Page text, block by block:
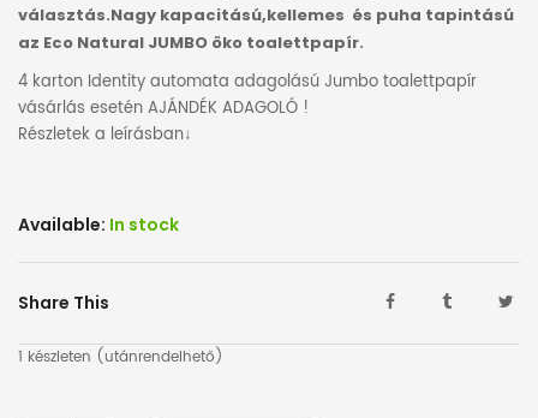
választás.Nagy kapacitású,kellemes és puha tapintású
az Eco Natural JUMBO öko toalettpapír.
4 karton Identity automata adagolású Jumbo toalettpapír
vásárlás esetén AJÁNDÉK ADAGOLÓ !
Részletek a leírásban↓
Available: In stock
Share This
1 készleten (utánrendelhető)